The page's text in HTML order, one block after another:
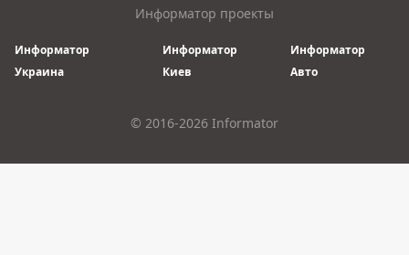
Информатор проекты
Информатор
Украина
Информатор
Киев
Информатор
Авто
© 2016-2026 Informator